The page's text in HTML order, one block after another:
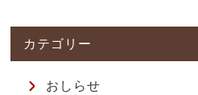
おしらせ